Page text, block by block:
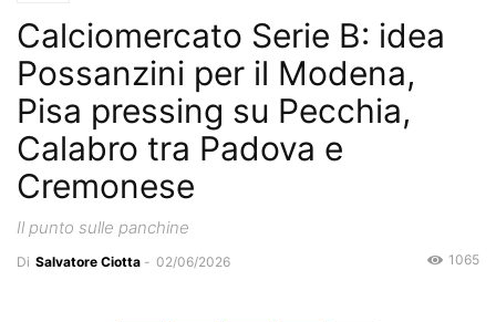
Calciomercato Serie B: idea
Possanzini per il Modena,
Pisa pressing su Pecchia,
Calabro tra Padova e
Cremonese
Il punto sulle panchine
Di Salvatore Ciotta - 02/06/2026 1065